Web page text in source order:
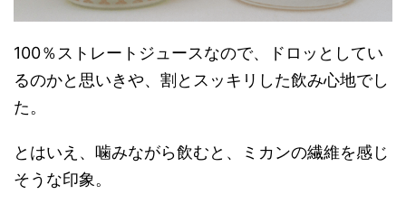
100％ストレートジュースなので、ドロッとしてい
るのかと思いきや、割とスッキリした飲み心地でし
た。
とはいえ、噛みながら飲むと、ミカンの繊維を感じ
そうな印象。